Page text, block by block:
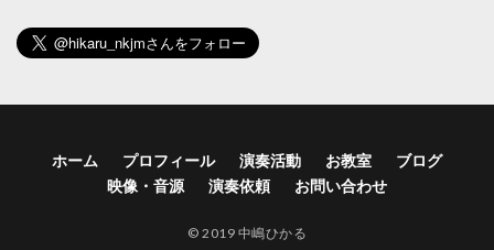
ホーム プロフィール 演奏活動 お教室
ブログ
映像・音源
演奏依頼 お問い合わせ
©︎ 2019 中嶋ひかる